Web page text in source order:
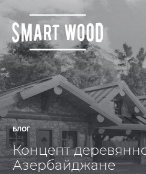
БЛОГ
Концепт
Азербайджане